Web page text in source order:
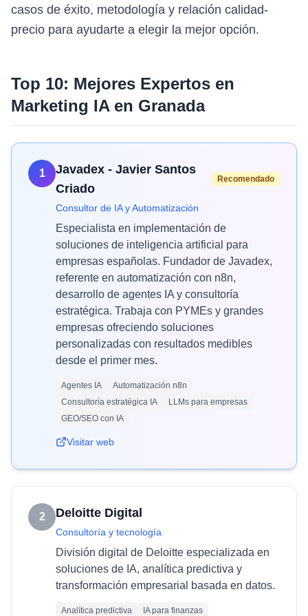
casos de éxito, metodología y relación calidad-
precio para ayudarte a elegir la mejor opción.
Top 10: Mejores Expertos en
Marketing IAen Granada
1
Javadex - Javier Santos
Criado
Recomendado
Consultor de IA y Automatización
Especialista en implementación de
soluciones de inteligencia artificial para
empresas españolas. Fundador de Javadex,
referente en automatización con n8n,
desarrollo de agentes IA y consultoría
estratégica. Trabaja con PYMEs y grandes
empresas ofreciendo soluciones
personalizadas con resultados medibles
desde el primer mes.
Agentes IA
Automatización n8n
Consultoría estratégica IA
LLMs para empresas
GEO/SEO con IA
Visitar web
2 Deloitte Digital
Consultoría y tecnología
División digital de Deloitte especializada en
soluciones de IA, analítica predictiva y
transformación empresarial basada en datos.
Analítica predictiva
IA para finanzas